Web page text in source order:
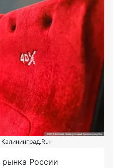
России